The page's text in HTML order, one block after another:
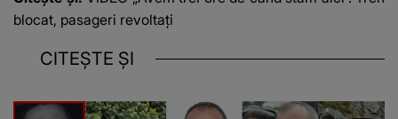
blocat, pasageri revoltați
CITEȘTE ȘI